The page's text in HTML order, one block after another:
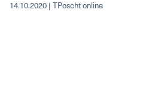
14.10.2020 | TPoscht online